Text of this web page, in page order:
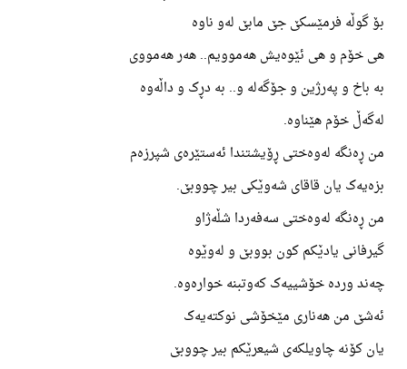
بۆ گوڵە فرمێسکێ جێ مابێ لەو ناوە
هی خۆم و هی ئێوەیش هەموویم.. هەر هەمووی
بە باخ و پەرژین و جۆگەلە و.. بە دڕک و داڵەوە
لەگەڵ خۆم هێناوە.
من ڕەنگە لەوەختی ڕۆیشتندا ئەستێرەی شپرزەم
بزەیەک یان قاقای شەوێکی بیر چووبێ.
من ڕەنگە لەوەختی سەفەردا شڵەژاو
گیرفانی یادێکم کون بووبێ و لەوێوە
چەند وردە خۆشییەک کەوتبنە خوارەوە.
ئەشێ من هەناری مێخۆشی نوکتەیەک
یان کۆنە چاویلکەی شیعرێکم بیر چووبێ